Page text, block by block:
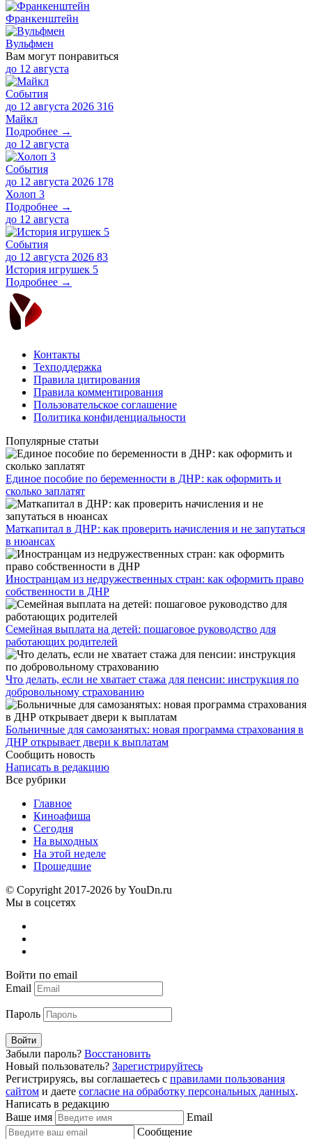
Франкенштейн
Вульфмен
Вам могут понравиться
до 12 августа
События
до 12 августа 2026 316
Майкл
Подробнее →
до 12 августа
События
до 12 августа 2026 178
Холоп 3
Подробнее →
до 12 августа
События
до 12 августа 2026 83
История игрушек 5
Подробнее →
Контакты
Техподдержка
Правила цитирования
Правила комментирования
Пользовательское соглашение
Политика конфиденциальности
Популярные статьи
Единое пособие по беременности в ДНР: как оформить и
сколько заплатят
​Маткапитал в ДНР: как проверить начисления и не запутаться
в нюансах
Иностранцам из недружественных стран: как оформить право
собственности в ДНР
Семейная выплата на детей: пошаговое руководство для
работающих родителей
Что делать, если не хватает стажа для пенсии: инструкция по
добровольному страхованию
Больничные для самозанятых: новая программа страхования в
ДНР открывает двери к выплатам
Сообщить новость
Написать в редакцию
Все рубрики
Главное
Киноафиша
Сегодня
На выходных
На этой неделе
Прошедшие
© Copyright 2017-2026 by YouDn.ru
Мы в соцсетях
Войти по email
Email
Пароль
Войти
Забыли пароль? Восстановить
Новый пользователь? Зарегистрируйтесь
Регистрируясь, вы соглашаетесь с правилами пользования
сайтом и даете согласие на обработку персональных данных.
Написать в редакцию
Ваше имя
Email
Сообщение